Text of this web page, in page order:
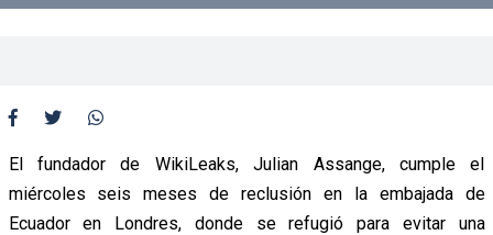
El fundador de WikiLeaks, Julian Assange, cumple el
miércoles seis meses de reclusión en la embajada de
Ecuador en Londres, donde se refugió para evitar una